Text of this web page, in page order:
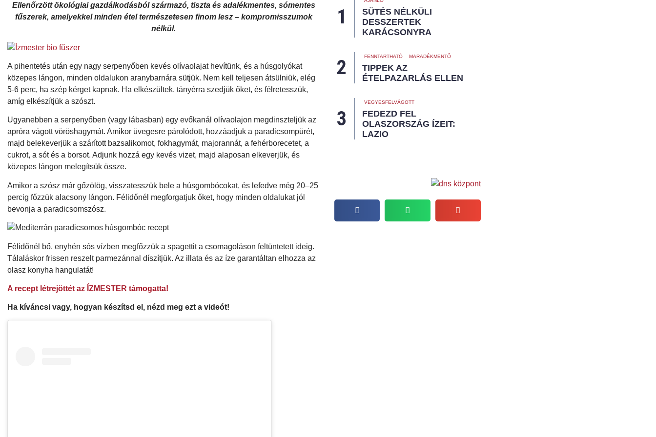
Ellenőrzött ökológiai gazdálkodásból származó, tiszta és adalékmentes, sómentes
fűszerek, amelyekkel minden étel természetesen finom lesz – kompromisszumok
nélkül.
A pihentetés után egy nagy serpenyőben kevés olívaolajat hevítünk, és a húsgolyókat
közepes lángon, minden oldalukon aranybarnára sütjük. Nem kell teljesen átsülniük, elég
5-6 perc, ha szép kérget kapnak. Ha elkészültek, tányérra szedjük őket, és félretesszük,
amíg elkészítjük a szószt.
Ugyanebben a serpenyőben (vagy lábasban) egy evőkanál olívaolajon megdinszteljük az
apróra vágott vöröshagymát. Amikor üvegesre párolódott, hozzáadjuk a paradicsompürét,
majd belekeverjük a szárított bazsalikomot, fokhagymát, majorannát, a fehérborecetet, a
cukrot, a sót és a borsot. Adjunk hozzá egy kevés vizet, majd alaposan elkeverjük, és
közepes lángon melegítsük össze.
Amikor a szósz már gőzölög, visszatesszük bele a húsgombócokat, és lefedve még 20–25
percig főzzük alacsony lángon. Félidőnél megforgatjuk őket, hogy minden oldalukat jól
bevonja a paradicsomszósz.
Félidőnél bő, enyhén sós vízben megfőzzük a spagettit a csomagoláson feltüntetett ideig.
Tálaláskor frissen reszelt parmezánnal díszítjük. Az illata és az íze garantáltan elhozza az
olasz konyha hangulatát!
A recept létrejöttét az ÍZMESTER támogatta!
Ha kíváncsi vagy, hogyan készítsd el, nézd meg ezt a videót!
SÜTÉS NÉLKÜLI
DESSZERTEK
KARÁCSONYRA
FENNTARTHATÓ MARADÉKMENTŐ
TIPPEK AZ
ÉTELPAZARLÁS ELLEN
VEGYESFELVÁGOTT
FEDEZD FEL
OLASZORSZÁG ÍZEIT:
LAZIO